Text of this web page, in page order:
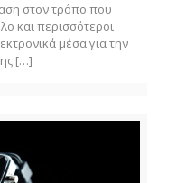
στον τρόπο που
και περισσότεροι
μέσα για την
[…]